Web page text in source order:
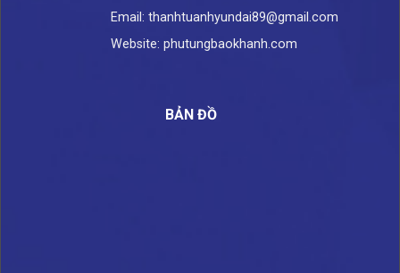
Email: thanhtuanhyundai89@gmail.com
Website: phutungbaokhanh.com
BẢN ĐỒ